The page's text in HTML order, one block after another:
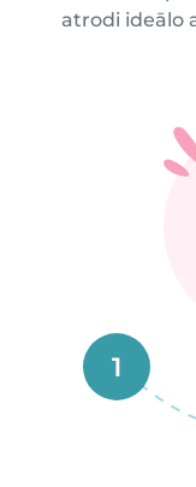
atrodi ideālo
1